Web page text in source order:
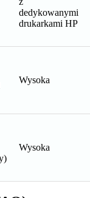
dedykowanymi
drukarkami HP
Wysoka
Wysoka